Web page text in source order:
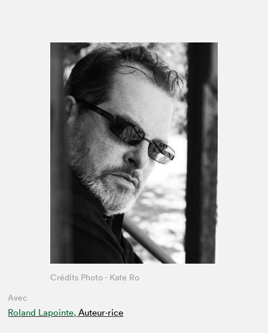
Avec
Roland Lapointe, Auteur·rice
Crédits Photo - Kate Ro